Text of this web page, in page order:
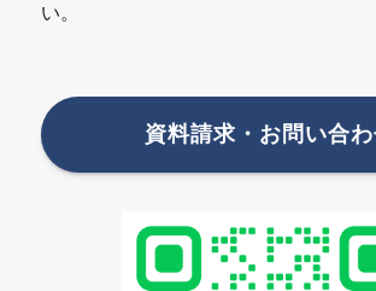
い。
資料請求・お問い合